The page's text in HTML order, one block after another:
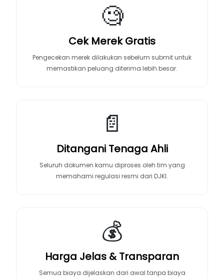
🧐
Cek Merek Gratis
Pengecekan merek dilakukan sebelum submit untuk
memastikan peluang diterima lebih besar.
📄
Ditangani Tenaga Ahli
Seluruh dokumen kamu diproses oleh tim yang
memahami regulasi resmi dari DJKI.
💰
Harga Jelas & Transparan
Semua biaya dijelaskan dari awal tanpa biaya